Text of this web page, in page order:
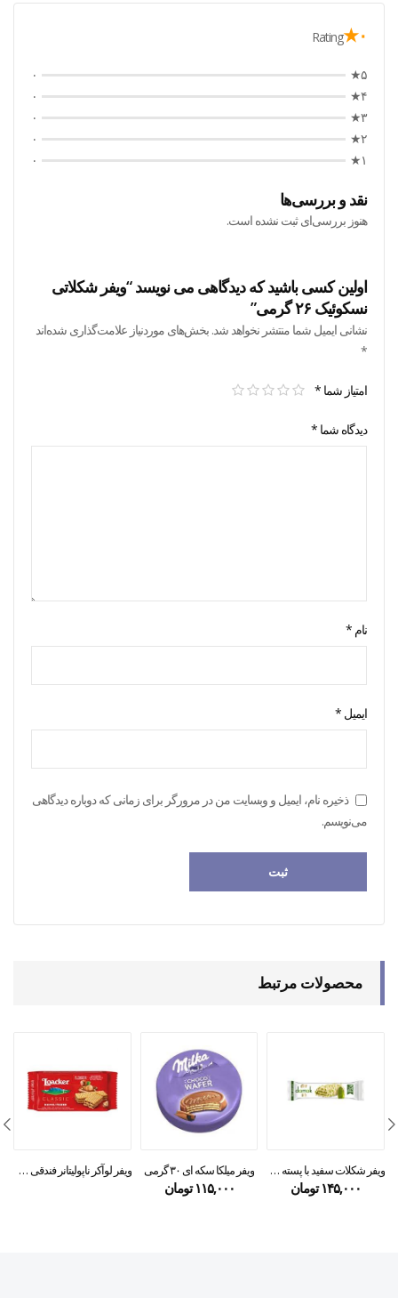
۰★ Rating
۵★
۰
۴★
۰
۳★
۰
۲★
۰
۱★
۰
نقد و بررسی‌ها
هنوز بررسی‌ای ثبت نشده است.
اولین کسی باشید که دیدگاهی می نویسد “ویفر شکلاتی
نسکوئیک ۲۶ گرمی”
نشانی ایمیل شما منتشر نخواهد شد. بخش‌های موردنیاز علامت‌گذاری شده‌اند
*
امتیاز شما *
دیدگاه شما *
نام *
ایمیل *
ذخیره نام، ایمیل و وبسایت من در مرورگر برای زمانی که دوباره دیدگاهی
می‌نویسم.
محصولات مرتبط
ویفر شکلات سفید با پسته داماک آلا ۳۰ گرمی
۱۴۵,۰۰۰ تومان
ویفر میلکا سکه ای ۳۰ گرمی
۱۱۵,۰۰۰ تومان
ویفر لوآکر ناپولیتانر فندقی ۴۵ گرمی